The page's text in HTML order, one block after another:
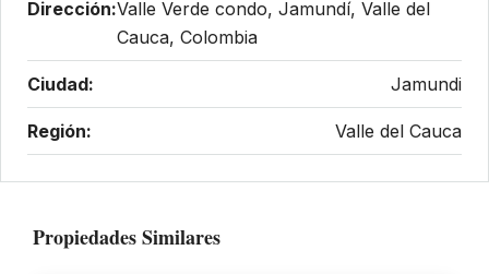
Dirección:Valle Verde condo, Jamundí, Valle del
Cauca, Colombia
Ciudad: Jamundi
Región: Valle del Cauca
Propiedades Similares